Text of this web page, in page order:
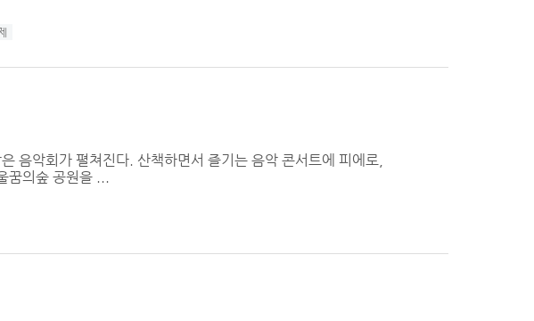
음악회가 펼쳐진다. 산책하면서 즐기는 음악 콘서트에 피에로,
꿈의숲 공원을 ...